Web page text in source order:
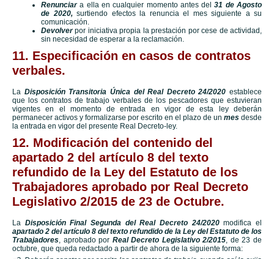
Renunciara ella en cualquier momento antes del31 de Agosto
de 2020,surtiendo efectos la renuncia el mes siguiente a su
comunicación.
Devolverpor iniciativa propia la prestación por cese de actividad,
sin necesidad de esperar a la reclamación.
11. Especificación en casos de contratos
verbales.
La Disposición Transitoria Única del Real Decreto 24/2020 establece
que los contratos de trabajo verbales de los pescadores que estuvieran
vigentes en el momento de entrada en vigor de esta ley deberán
permanecer activos y formalizarse por escrito en el plazo de un mes desde
la entrada en vigor del presente Real Decreto-ley.
12. Modificación del contenido del
apartado 2 del artículo 8 del texto
refundido de la Ley del Estatuto de los
Trabajadores aprobado por Real Decreto
Legislativo 2/2015 de 23 de Octubre.
La Disposición Final Segunda del Real Decreto 24/2020modifica el
apartado 2 del artículo 8 del texto refundido de la Ley del Estatuto de los
Trabajadores, aprobado por Real Decreto Legislativo 2/2015, de 23 de
octubre, que queda redactado a partir de ahora de la siguiente forma: